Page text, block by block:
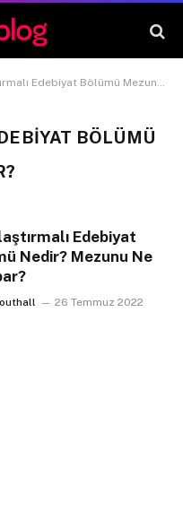
Bölümü Mezunu Ne İş Yapar?"
BÖLÜMÜ
Edebiyat
Nedir? Mezunu Ne
26 Temmuz 2022